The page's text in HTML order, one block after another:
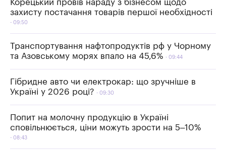
Корецький провів нараду з бізнесом щодо
захисту постачання товарів першої необхідності
09:50
Транспортування нафтопродуктів рф у Чорному
та Азовському морях впало на 45,6%
09:44
Гібридне авто чи електрокар: що зручніше в
Україні у 2026 році?
09:30
Попит на молочну продукцію в Україні
сповільнюється, ціни можуть зрости на 5–10%
08:43